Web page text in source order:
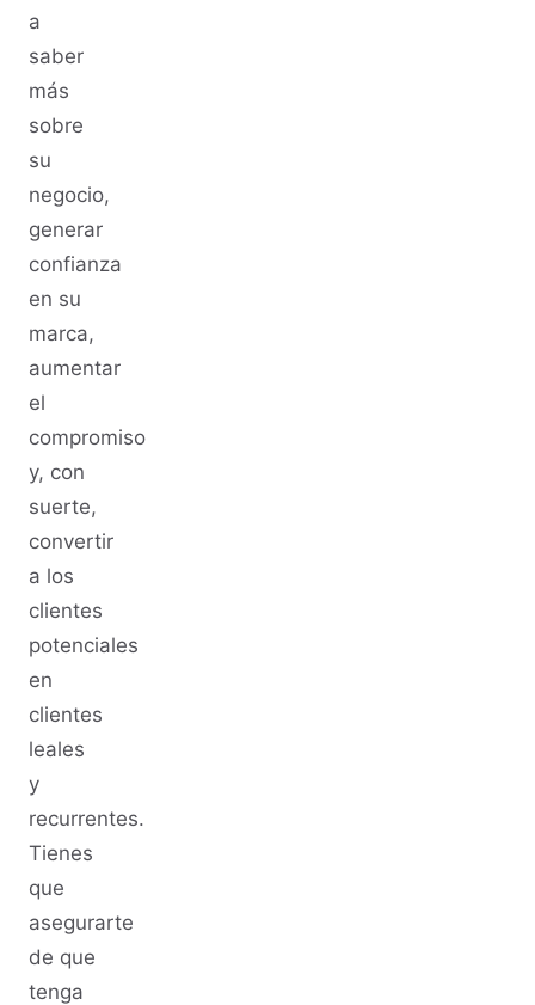
a
saber
más
sobre
su
negocio,
generar
confianza
en su
marca,
aumentar
el
compromiso
y, con
suerte,
convertir
a los
clientes
potenciales
en
clientes
leales
y
recurrentes.
Tienes
que
asegurarte
de que
tenga